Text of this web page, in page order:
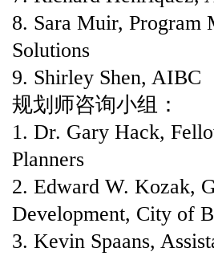
8. Sara Muir, Program
Solutions
9. Shirley Shen, AIBC
规划师咨询小组：
1. Dr. Gary Hack,
Planners
2. Edward W. Kozak,
Development, City of
3. Kevin Spaans,